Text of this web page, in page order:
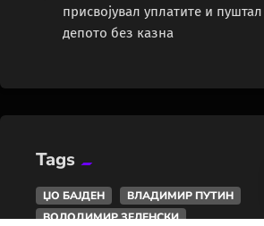
присвојувал уплатите и
депото без казна
Tags
ЏО БАЈДЕН
ВЛАДИМИР ПУТИН
ВОЛОДИМИР ЗЕЛЕНСКИ